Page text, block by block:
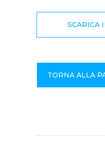
SCARICA
TORNA ALLA